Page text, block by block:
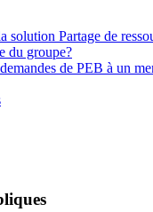
Partage de
du groupe?
de PEB à un